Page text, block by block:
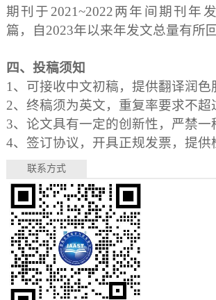
期刊于2021~2022两年间期刊年
篇，自2023年以来年发文总量有所回
四、投稿须知
1、可接收中文初稿，提供翻译润色
2、终稿须为英文，重复率要求不超
3、论文具有一定的创新性，严禁一
4、签订协议，开具正规发票，提供
联系方式